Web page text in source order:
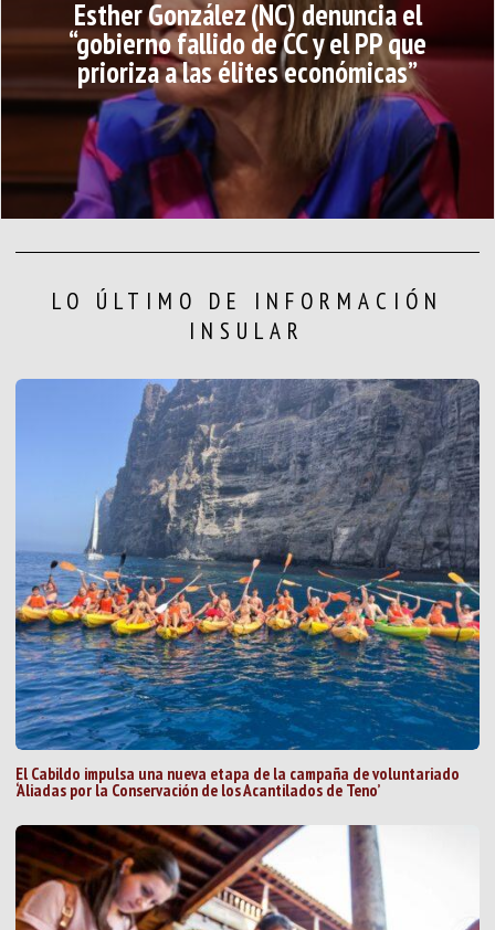
Esther González (NC) denuncia el
“gobierno fallido de CC y el PP que
prioriza a las élites económicas”
LO ÚLTIMO DE INFORMACIÓN
INSULAR
El Cabildo impulsa una nueva etapa de la campaña de voluntariado
‘Aliadas por la Conservación de los Acantilados de Teno’